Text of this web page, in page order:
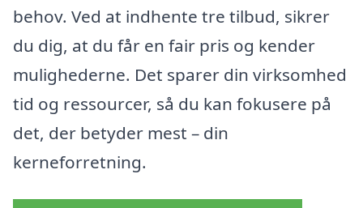
behov. Ved at indhente tre tilbud, sikrer
du dig, at du får en fair pris og kender
mulighederne. Det sparer din virksomhed
tid og ressourcer, så du kan fokusere på
det, der betyder mest – din
kerneforretning.